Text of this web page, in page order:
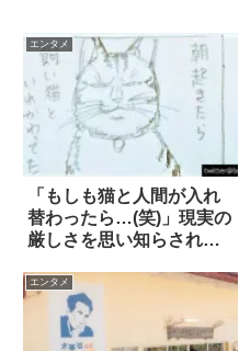
エンタメ
「もしも猫と人間が入れ
替わったら…(笑)」現実の
厳しさを思い知らされる
エンタメ